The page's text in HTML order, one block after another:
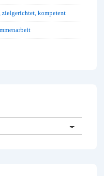
zielgerichtet, kompetent